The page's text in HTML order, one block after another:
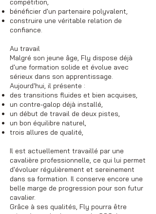
compétition,
bénéficier d'un partenaire polyvalent,
construire une véritable relation de
confiance.
Au travail
Malgré son jeune âge, Fly dispose déjà
d'une formation solide et évolue avec
sérieux dans son apprentissage.
Aujourd'hui, il présente :
des transitions fluides et bien acquises,
un contre-galop déjà installé,
un début de travail de deux pistes,
un bon équilibre naturel,
trois allures de qualité,
Il est actuellement travaillé par une
cavalière professionnelle, ce qui lui permet
d'évoluer régulièrement et sereinement
dans sa formation. Il conserve encore une
belle marge de progression pour son futur
cavalier.
Grâce à ses qualités, Fly pourra être